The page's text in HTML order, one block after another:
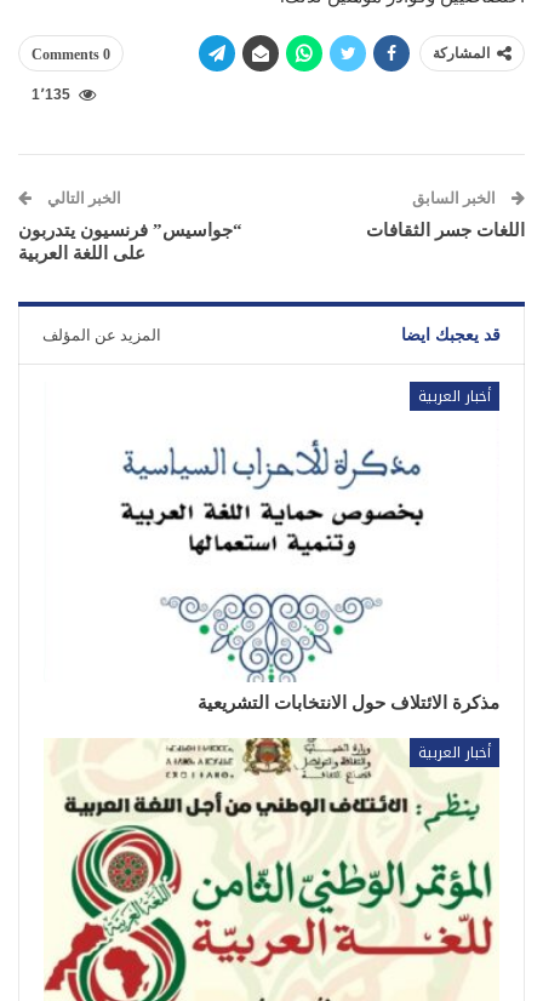
المشاركة 0 Comments
1٬135
الخبر السابق
اللغات جسر الثقافات
الخبر التالي
“جواسيس” فرنسيون يتدربون
على اللغة العربية
قد يعجبك ايضا المزيد عن المؤلف
أخبار العربية
مذكرة الائتلاف حول الانتخابات التشريعية
أخبار العربية